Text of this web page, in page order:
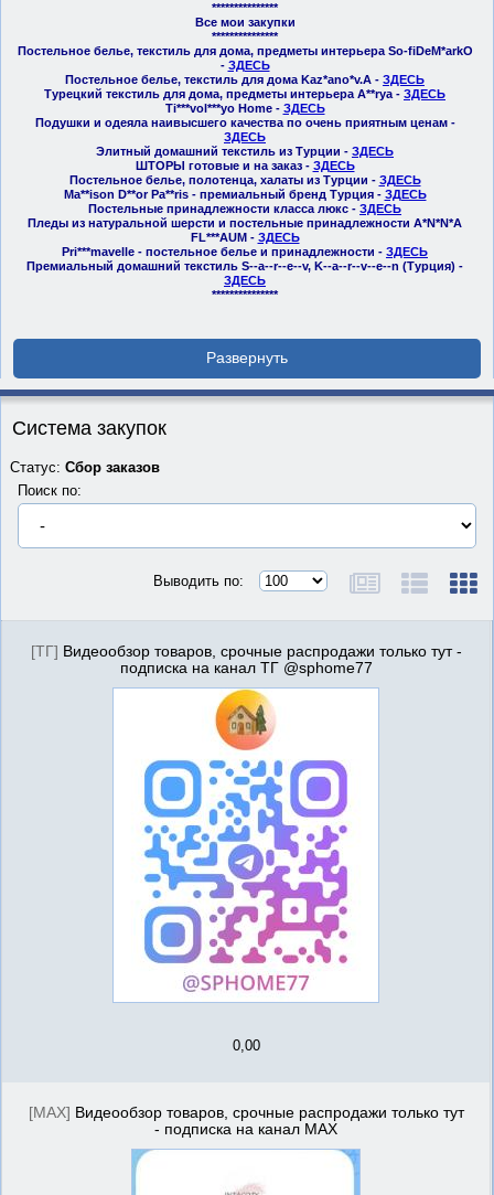
***************
Все мои закупки
***************
Постельное белье, текстиль для дома, предметы интерьера So-fiDeM*arkO
- ЗДЕСЬ
Постельное белье, текстиль для дома Kaz*ano*v.A - ЗДЕСЬ
Турецкий текстиль для дома, предметы интерьера A**rya - ЗДЕСЬ
Ti***vol***yo Home - ЗДЕСЬ
Подушки и одеяла наивысшего качества по очень приятным ценам -
ЗДЕСЬ
Элитный домашний текстиль из Турции - ЗДЕСЬ
ШТОРЫ готовые и на заказ - ЗДЕСЬ
Постельное белье, полотенца, халаты из Турции - ЗДЕСЬ
Ma**ison D**or Pa**ris - премиальный бренд Турция - ЗДЕСЬ
Постельные принадлежности класса люкс - ЗДЕСЬ
Пледы из натуральной шерсти и постельные принадлежности A*N*N*A
FL***AUM - ЗДЕСЬ
Pri***mavelle - постельное белье и принадлежности - ЗДЕСЬ
Премиальный домашний текстиль S--a--r--e--v, K--a--r--v--e--n (Турция) -
ЗДЕСЬ
***************
Система закупок
Статус: Сбор заказов
Поиск по:
Выводить по:
[ТГ] Видеообзор товаров, срочные распродажи только тут -
подписка на канал ТГ @sphome77
0,00
[MAX] Видеообзор товаров, срочные распродажи только тут
- подписка на канал MAX